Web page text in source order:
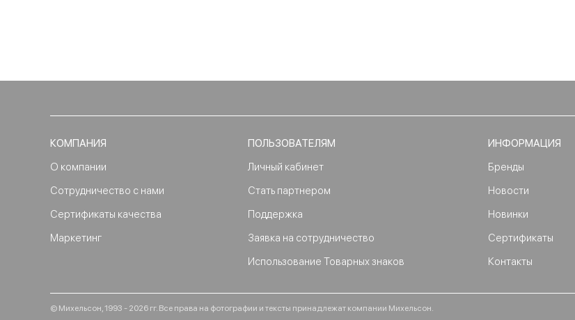
КОМПАНИЯ
О компании
Сотрудничество с нами
Сертификаты качества
Маркетинг
ПОЛЬЗОВАТЕЛЯМ
Личный кабинет
Стать партнером
Поддержка
Заявка на сотрудничество
Использование Товарных знаков
ИНФОРМАЦИЯ
Бренды
Новости
Новинки
Сертификаты
Контакты
© Михельсон, 1993 - 2026 гг. Все права на фотографии и тексты принадлежат компании Михельсон.